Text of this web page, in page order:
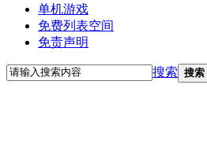
单机游戏
免费列表空间
免责声明
搜索 搜索